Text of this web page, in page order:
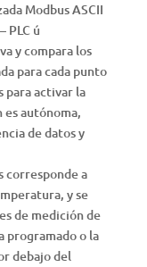
Modbus ASCII
PLC ú
y compara los
para cada punto
para activar la
autónoma,
de datos y
corresponde a
y se
de medición de
programado o la
debajo del